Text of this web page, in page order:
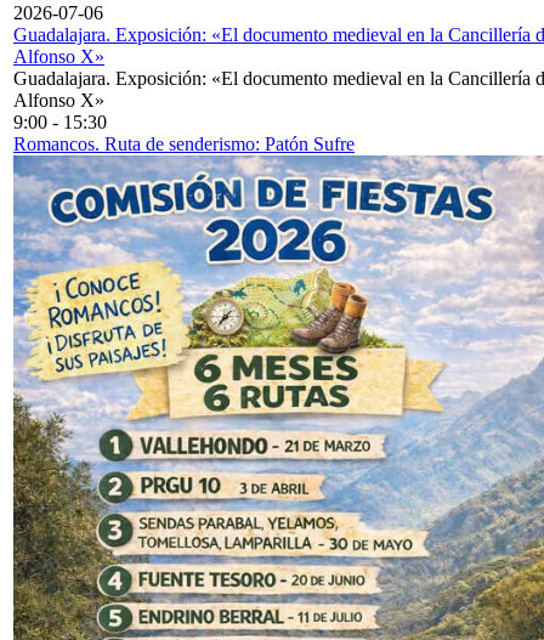
2026-07-06
Guadalajara. Exposición: «El documento medieval en la Cancillería
Alfonso X»
Guadalajara. Exposición: «El documento medieval en la Cancillería
Alfonso X»
9:00 - 15:30
Romancos. Ruta de senderismo: Patón Sufre